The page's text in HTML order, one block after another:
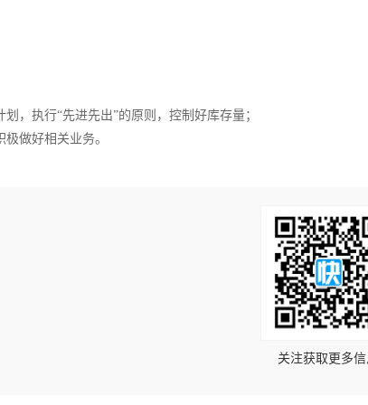
，执行“先进先出”的原则，控制好库存量；
做好相关业务。
关注获取更多